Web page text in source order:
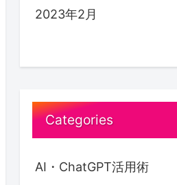
2023年2月
Categories
AI・ChatGPT活用術